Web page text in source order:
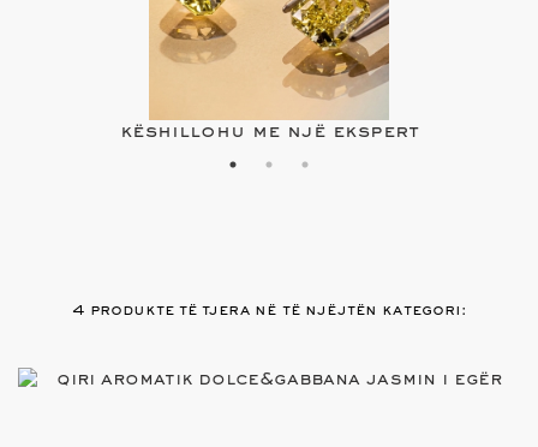
këshillohu me një ekspert
4 produkte të tjera në të njëjtën kategori: